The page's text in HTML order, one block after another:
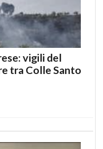
vigili del
tra Colle Santo